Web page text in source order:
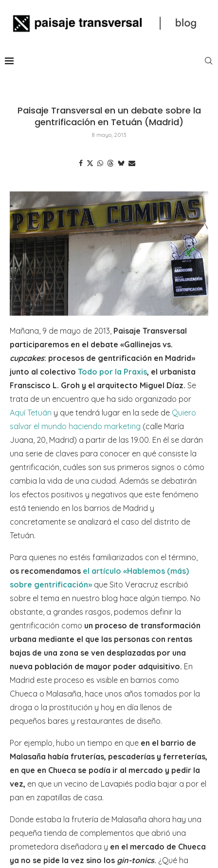
Paisaje Transversal en un debate sobre la
gentrificación en Tetuán (Madrid)
8 mayo, 2013
Mañana, 9 de mayo de 2013, Paisaje Transversal
participaremos en el debate «Gallinejas vs.
cupcakes: procesos de gentrificación en Madrid»
junto al colectivo Todo por la Praxis, el urbanista
Franscisco L. Groh y el arquitecto Miguel Díaz. Se
trata de un encuentro que ha sido organizado por
Aquí Tetuán y que tendrá lugar en la sede de Quiero
salvar el mundo haciendo marketing (calle María
Juana, 20, Madrid) a partir de las 19.00. En él se darán
una serie de claves para conocer en qué consiste la
gentrificación, cuáles son sus primeros signos o cómo
cambia la vida de una ciudad. Además se debatirán
los efectos positivos y negativos que este fenómeno
está teniendo en los barrios de Madrid y
concretamente se analizará el caso del distrito de
Tetuán.
Para quienes no estéis familiarizados con el término,
os recomendamos el artículo «Hablemos (más)
sobre gentrificación» que Sito Veracruz escribió
sobre el tema en nuestro blog hace algún tiempo. No
obstante, a grandes rasgos, podemos definir la
gentrificación como un proceso de transformación
urbana mediante el que las personas con rentas
bajas de una zona se ven desplazadas por una
nueva población de mayor poder adquisitivo. En
Madrid este proceso es visible en barrios como
Chueca o Malasaña, hace unos años tomados por la
droga o la prostitución y hoy en día llenos de
pequeños bares y restaurantes de diseño.
Por ejemplo, hubo un tiempo en que en el barrio de
Malasaña había fruterías, pescaderías y ferreterías,
en que en Chueca se podía ir al mercado y pedir la
vez, en que un vecino de Lavapiés podía bajar a por el
pan en zapatillas de casa.
Donde estaba la frutería de Malasaña ahora hay una
pequeña tienda de complementos que abrió una
prometedora diseñadora y en el mercado de Chueca
ya no se pide la vez sino los gin-tonics. ¿Qué ha